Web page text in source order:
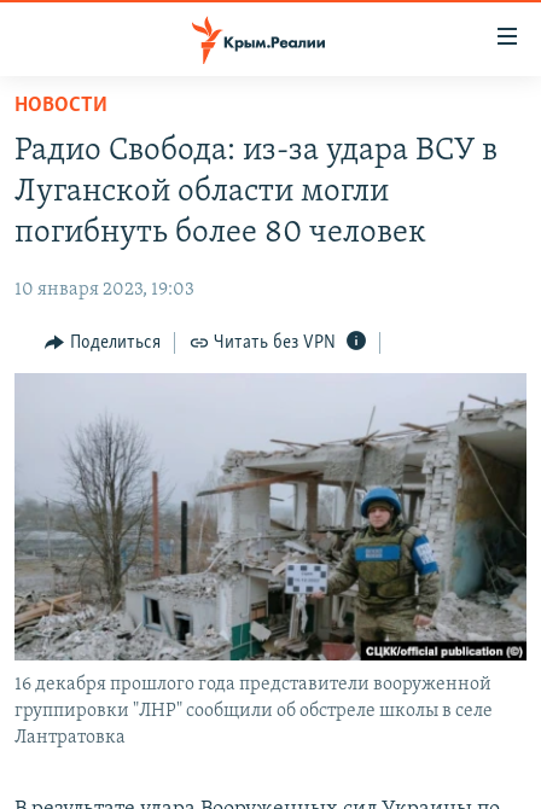
Вернуться
основному
содержанию
Вернутся
главной
навигации
Вернутся
СПЕЦПРОЕКТЫ
ГРУЗ 200
11 ЛЕТ ОККУПАЦИИ КРЫМА. 11 ИСТОРИЙ СОПРОТИВЛЕНИЯ
ВОДА
ЕЩЕ
ИНТЕРАКТИВ
ТЕЛЕПРОЕКТ КРЫМ.РЕАЛИИ
СОВЕТЫ ПРАВОЗАЩИТНИКОВ
ПРОПАВШИЕ БЕЗ ВЕСТИ
ПОБЕДИТЕЛЕЙ НЕ СУДЯТ?
КРЫМ.НЕПОКОРЕННЫЙ
ELIFBE
УКРАИНСКАЯ ПРОБЛЕМА КРЫМА
РАДІО СВОБОДА
Українською
Qırımtatar
ПРИСОЕДИНЯЙТЕСЬ!
Все сайты RFE/RL
НОВОСТИ
Радио Свобода: из-за удара ВСУ в
Луганской области могли
погибнуть более 80 человек
10 января 2023, 19:03
Поделиться Читать без VPN
16 декабря прошлого года представители вооруженной
группировки "ЛНР" сообщили об обстреле школы в селе
Лантратовка